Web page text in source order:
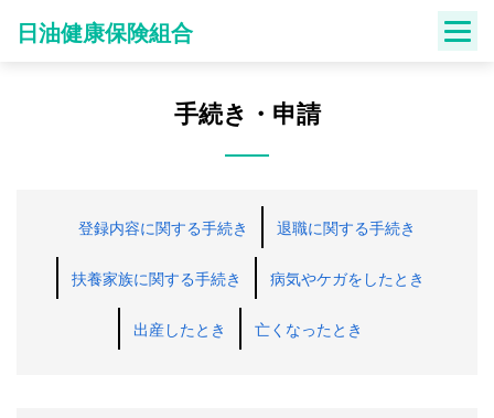
日油健康保険組合
手続き・申請
登録内容に関する手続き 退職に関する手続き
扶養家族に関する手続き 病気やケガをしたとき
出産したとき 亡くなったとき